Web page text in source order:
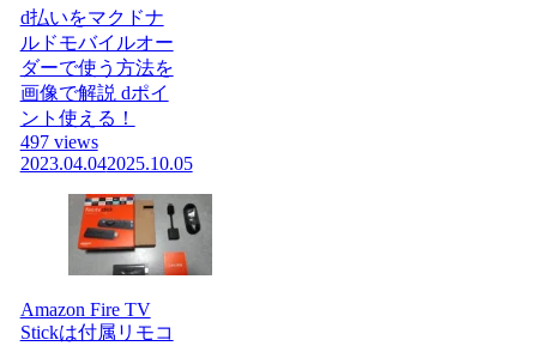
d払いをマクドナ
ルドモバイルオー
ダーで使う方法を
画像で解説 dポイ
ント使える！
497 views
2023.04.042025.10.05
Amazon Fire TV
Stickは付属リモコ